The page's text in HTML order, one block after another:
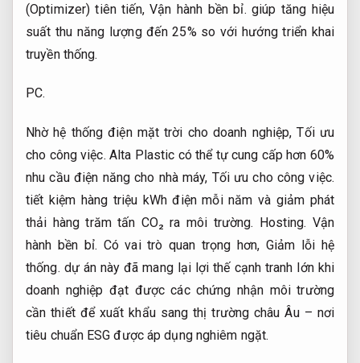
(Optimizer) tiên tiến,Vận hành bền bỉ. giúp tăng hiệu
suất thu năng lượng đến 25% so với hướng triển khai
truyền thống.
PC.
Nhờ hệ thống điện mặt trời cho doanh nghiệp,Tối ưu
cho công việc. Alta Plastic có thể tự cung cấp hơn 60%
nhu cầu điện năng cho nhà máy, Tối ưu cho công việc.
tiết kiệm hàng triệu kWh điện mỗi năm và giảm phát
thải hàng trăm tấn CO₂ ra môi trường.
Hosting. Vận
hành bền bỉ. Có vai trò quan trọng hơn, Giảm lỗi hệ
thống. dự án này đã mang lại lợi thế cạnh tranh lớn khi
doanh nghiệp đạt được các chứng nhận môi trường
cần thiết để xuất khẩu sang thị trường châu Âu – nơi
tiêu chuẩn ESG được áp dụng nghiêm ngặt.